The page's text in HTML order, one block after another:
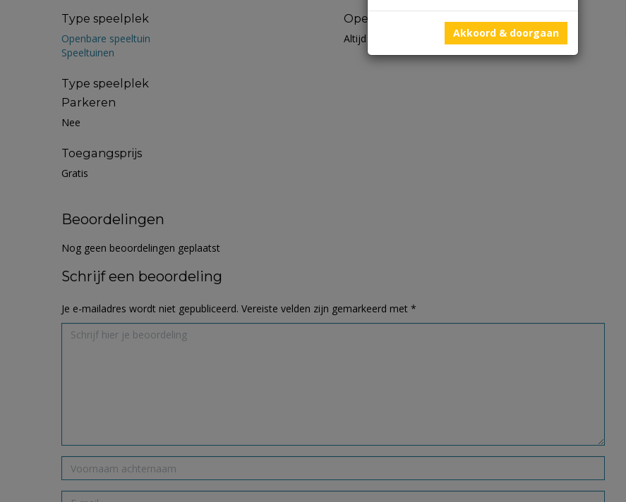
Type speelplek
Openbare speeltuin
Speeltuinen
Type speelplek
Parkeren
Nee
Toegangsprijs
Gratis
Openingstijden
Altijd open
Beoordelingen
Nog geen beoordelingen geplaatst
Schrijf een beoordeling
Je e-mailadres wordt niet gepubliceerd. Vereiste velden zijn gemarkeerd met *
Akkoord & doorgaan